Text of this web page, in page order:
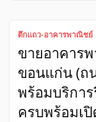
ทาง พิกัดทำเลทอง:
เลน สายหลัก ใกล้ห้
แหล่งของกิน) หมัดเด็
ตลอดแนวยาว ลูกค้า
ฟังก์ชันการใช้งาน: •
หน้ากว้าง 4 เมตรกว่
ตึกแถว-อาคารพาณิชย์
ขายอาคาร
ขอนแก่น (ถ
พร้อมบริกา
ครบพร้อมเ